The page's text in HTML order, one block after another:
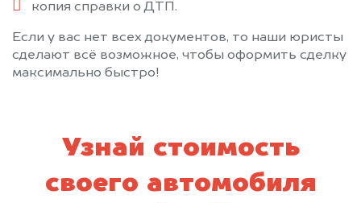
копия справки о ДТП.
Если у вас нет всех документов, то наши юристы
сделают всё возможное, чтобы оформить сделку
максимально быстро!
Узнай стоимость
своего автомобиля